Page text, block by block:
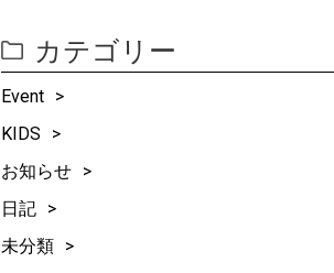
カテゴリー
Event
KIDS
お知らせ
日記
未分類